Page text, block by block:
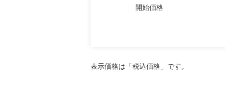
開始価格
表示価格は「税込価格」です。